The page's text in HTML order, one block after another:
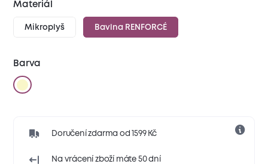
Materiál
Mikroplyš Bavlna RENFORCÉ
Barva
Doručení zdarma od 1599 Kč
Na vrácení zboží máte 50 dní